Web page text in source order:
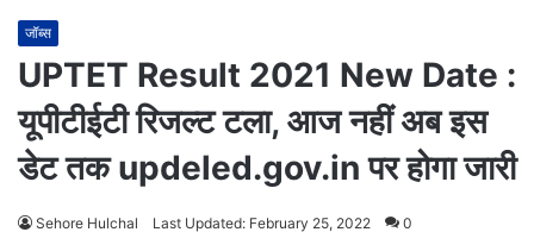
जॉब्स
UPTET Result 2021 New Date :
यूपीटीईटी रिजल्ट टला, आज नहीं अब इस
डेट तक updeled.gov.in पर होगा जारी
Sehore Hulchal Last Updated: February 25, 2022 0